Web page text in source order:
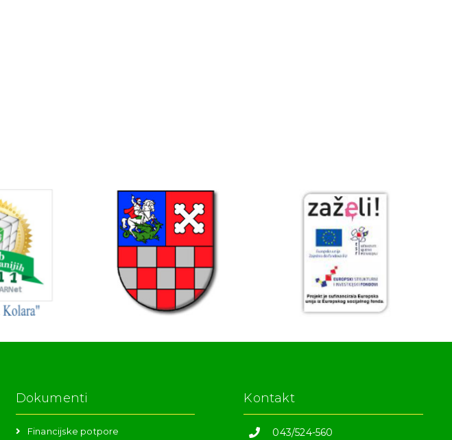
Dokumenti
Financijske potpore
Kontakt
043/524-560